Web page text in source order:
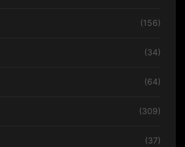
(156)
(34)
(64)
(309)
(37)